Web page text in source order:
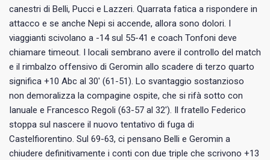
canestri di Belli, Pucci e Lazzeri. Quarrata fatica a rispondere in
attacco e se anche Nepi si accende, allora sono dolori. I
viaggianti scivolano a -14 sul 55-41 e coach Tonfoni deve
chiamare timeout. I locali sembrano avere il controllo del match
e il rimbalzo offensivo di Geromin allo scadere di terzo quarto
significa +10 Abc al 30′ (61-51). Lo svantaggio sostanzioso
non demoralizza la compagine ospite, che si rifà sotto con
Ianuale e Francesco Regoli (63-57 al 32′). Il fratello Federico
stoppa sul nascere il nuovo tentativo di fuga di
Castelfiorentino. Sul 69-63, ci pensano Belli e Geromin a
chiudere definitivamente i conti con due triple che scrivono +13